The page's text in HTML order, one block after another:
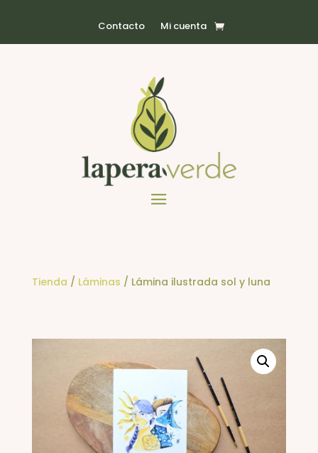
Contacto Mi cuenta
Tienda / Láminas / Lámina ilustrada sol y luna